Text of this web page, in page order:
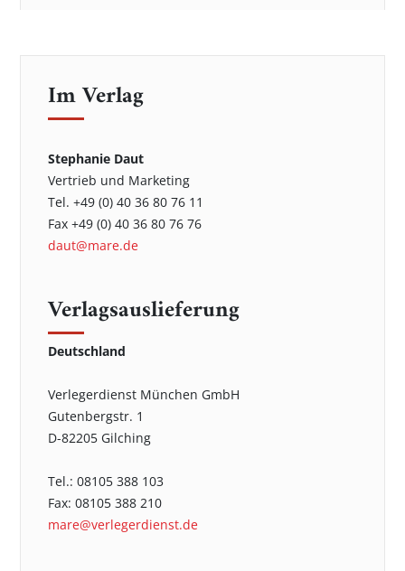
Im Verlag
Stephanie Daut
Vertrieb und Marketing
Tel. +49 (0) 40 36 80 76 11
Fax +49 (0) 40 36 80 76 76
daut@mare.de
Verlagsauslieferung
Deutschland
Verlegerdienst München GmbH
Gutenbergstr. 1
D-82205 Gilching
Tel.: 08105 388 103
Fax: 08105 388 210
mare@verlegerdienst.de